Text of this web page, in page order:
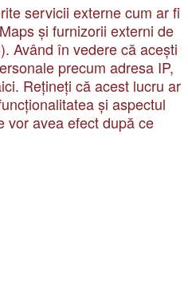
servicii externe cum ar fi
și furnizorii externi de
Având în vedere că acești
precum adresa IP,
Rețineți că acest lucru ar
și aspectul
vor avea efect după ce